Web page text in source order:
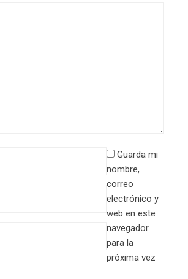
Guarda mi
nombre,
correo
electrónico y
web en este
navegador
para la
próxima vez